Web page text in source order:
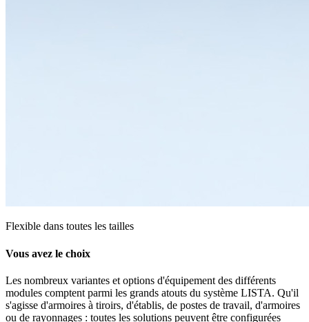
Flexible dans toutes les tailles
Vous avez le choix
Les nombreux variantes et options d'équipement des différents
modules comptent parmi les grands atouts du système LISTA. Qu'il
s'agisse d'armoires à tiroirs, d'établis, de postes de travail, d'armoires
ou de rayonnages : toutes les solutions peuvent être configurées